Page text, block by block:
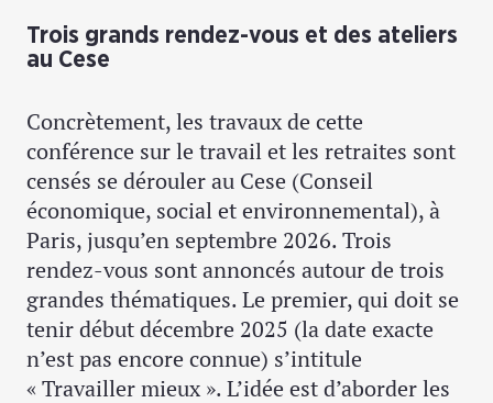
Trois grands rendez-vous et des ateliers
au Cese
Concrètement, les travaux de cette
conférence sur le travail et les retraites sont
censés se dérouler au Cese (Conseil
économique, social et environnemental), à
Paris, jusqu’en septembre 2026. Trois
rendez-vous sont annoncés autour de trois
grandes thématiques. Le premier, qui doit se
tenir début décembre 2025 (la date exacte
n’est pas encore connue) s’intitule
« Travailler mieux ». L’idée est d’aborder les